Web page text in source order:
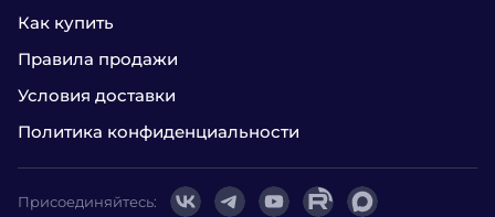
Как купить
Правила продажи
Условия доставки
Политика конфиденциальности
Присоединяйтесь: